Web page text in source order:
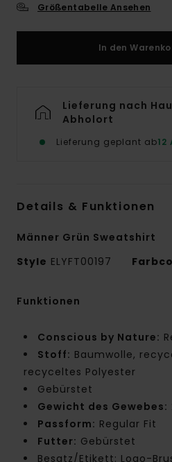
Größentabelle Ansehen
In den
Lieferung nach
Abholort
Lieferung geplant ab12
Details & Funktionen
Männer Grün Sweatshirt
Style ELYFT00197
Funktionen
Conscious by Nature:
Stoff: Baumwolle,
recyceltes Polyester
Gebürstet
Gewicht des Gewebes:
Passform: Regular Fit
Futter: Gebürstet
Besatz/Etikett: Logo-